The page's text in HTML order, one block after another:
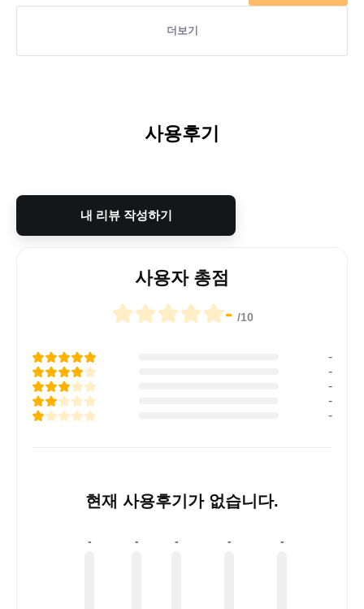
더보기
사용후기
내 리뷰 작성하기
사용자 총점
- /10
-
-
-
-
-
현재 사용후기가 없습니다.
- - - - -